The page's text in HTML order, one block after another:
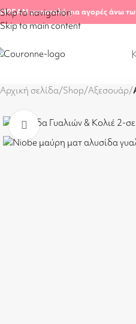
Skip to navigation
Skip to main content
αποστολή για αγορές άνω
Αρχική σελίδα/Shop/Αξεσουάρ/
Click to enlarge